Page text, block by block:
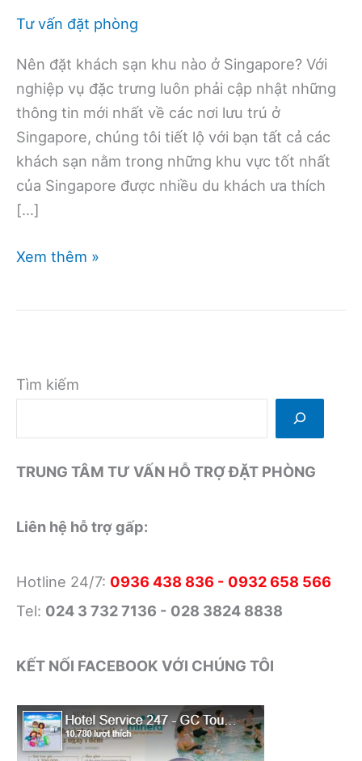
Tư vấn đặt phòng
Nên đặt khách sạn khu nào ở Singapore? Với
nghiệp vụ đặc trưng luôn phải cập nhật những
thông tin mới nhất về các nơi lưu trú ở
Singapore, chúng tôi tiết lộ với bạn tất cả các
khách sạn nằm trong những khu vực tốt nhất
của Singapore được nhiều du khách ưa thích
[…]
Nên
nào
Singapore?
Xem thêm »
Tìm kiếm
TRUNG TÂM TƯ VẤN HỖ TRỢ ĐẶT PHÒNG
Liên hệ hỗ trợ gấp:
Hotline 24/7: 0936 438 836 - 0932 658 566
Tel: 024 3 732 7136 - 028 3824 8838
KẾT NỐI FACEBOOK VỚI CHÚNG TÔI